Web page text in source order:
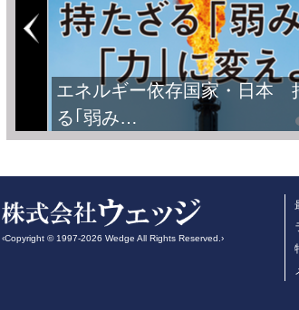
エネルギー依存国家・日本
る｢弱み…
‹Copyright © 1997-2026 Wedge All Rights Reserved.›